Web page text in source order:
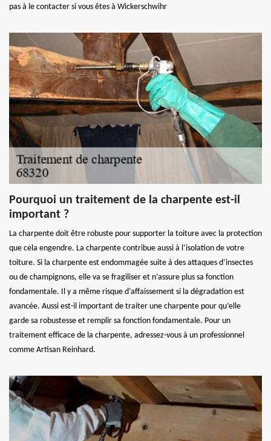
pas à le contacter si vous êtes à Wickerschwihr
Pourquoi un traitement de la charpente est-il
important ?
La charpente doit être robuste pour supporter la toiture avec la protection
que cela engendre. La charpente contribue aussi à l’isolation de votre
toiture. Si la charpente est endommagée suite à des attaques d’insectes
ou de champignons, elle va se fragiliser et n’assure plus sa fonction
fondamentale. Il y a même risque d’affaissement si la dégradation est
avancée. Aussi est-il important de traiter une charpente pour qu’elle
garde sa robustesse et remplir sa fonction fondamentale. Pour un
traitement efficace de la charpente, adressez-vous à un professionnel
comme Artisan Reinhard.